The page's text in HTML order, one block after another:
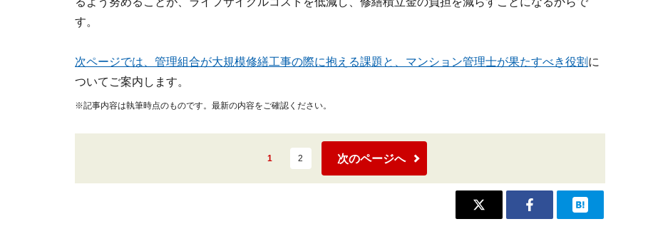
す。
次ページでは、管理組合が大規模修繕工事の際に抱える課題と、マンション管理士が果たすべき役割 に
ついてご案内します。
※記事内容は執筆時点のものです。最新の内容をご確認ください。
1 2 次のページへ